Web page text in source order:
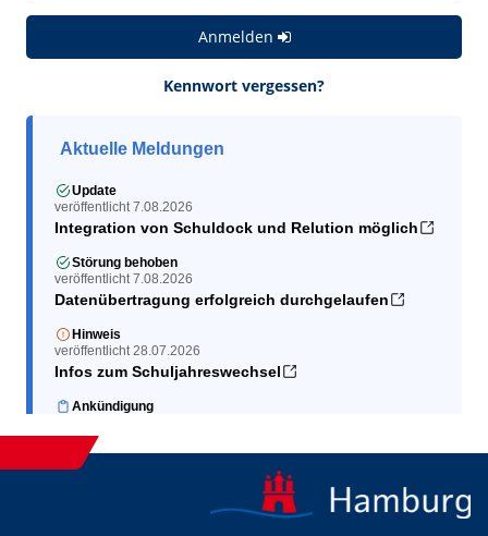
Anmelden
Kennwort vergessen?